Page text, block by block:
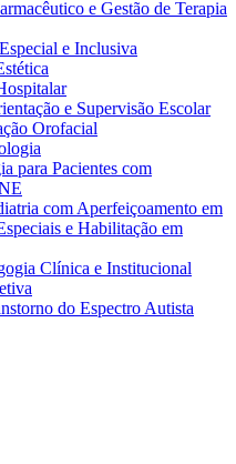
e Gestão de Terapia
e Inclusiva
e Supervisão Escolar
Orofacial
para Pacientes com
com Aperfeiçoamento em
e Habilitação em
Clínica e Institucional
do Espectro Autista